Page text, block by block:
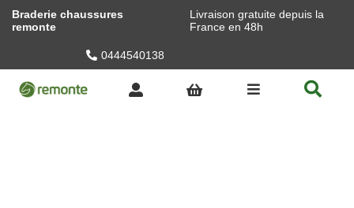
Braderie chaussures
remonte
Livraison gratuite depuis la
France en 48h
0444540138